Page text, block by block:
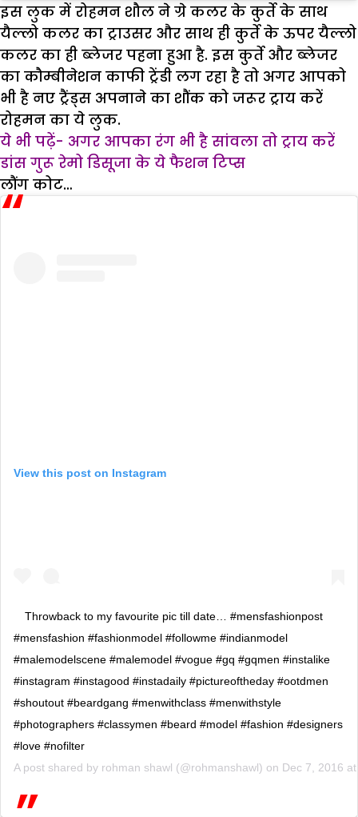
इस लुक में रोहमन शौल ने ग्रे कलर के कुर्ते के साथ
यैल्लो कलर का ट्राउसर और साथ ही कुर्ते के ऊपर यैल्लो
कलर का ही ब्लेजर पहना हुआ है. इस कुर्ते और ब्लेजर
का कौम्बीनेशन काफी ट्रेंडी लग रहा है तो अगर आपको
भी है नए ट्रैंड्स अपनाने का शौंक को जरूर ट्राय करें
रोहमन का ये लुक.
ये भी पढ़ें- अगर आपका रंग भी है सांवला तो ट्राय करें
डांस गुरू रेमो डिसूजा के ये फैशन टिप्स
लौंग कोट…
View this post on Instagram
Throwback to my favourite pic till date… #mensfashionpost
#mensfashion #fashionmodel #followme #indianmodel
#malemodelscene #malemodel #vogue #gq #gqmen #instalike
#instagram #instagood #instadaily #pictureoftheday #ootdmen
#shoutout #beardgang #menwithclass #menwithstyle
#photographers #classymen #beard #model #fashion #designers
#love #nofilter
A post shared by rohman shawl (@rohmanshawl) on Dec 7, 2016